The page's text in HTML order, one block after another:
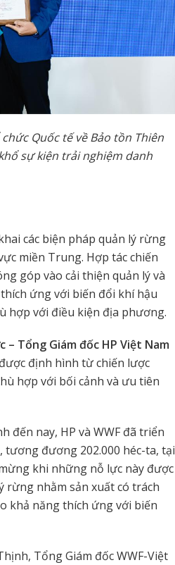
Quốc tế về Bảo tồn Thiên
sự kiện trải nghiệm danh
các biện pháp quản lý rừng
miền Trung. Hợp tác chiến
góp vào cải thiện quản lý và
ứng với biến đổi khí hậu
hợp với điều kiện địa phương.
– Tổng Giám đốc HP Việt Nam
định hình từ chiến lược
hợp với bối cảnh và ưu tiên
đến nay, HP và WWF đã triển
tương đương 202.000 héc-ta, tại
khi những nỗ lực này được
rừng nhằm sản xuất có trách
khả năng thích ứng với biến
Tổng Giám đốc WWF-Việt